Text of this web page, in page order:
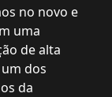
no novo e
uma
de alta
dos
da